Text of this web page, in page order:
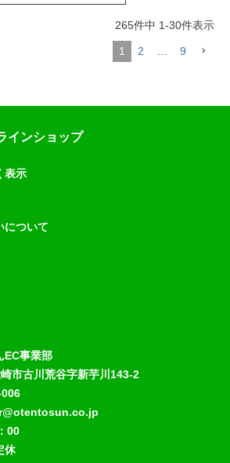
265件中 1-30件表示
1 2 9
インショップ
表示
について
EC事業部
市古川荒谷字新芋川143-2
00
休